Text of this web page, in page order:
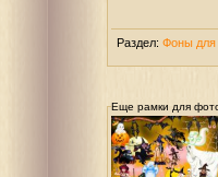
Раздел: Фоны
Еще рамки для